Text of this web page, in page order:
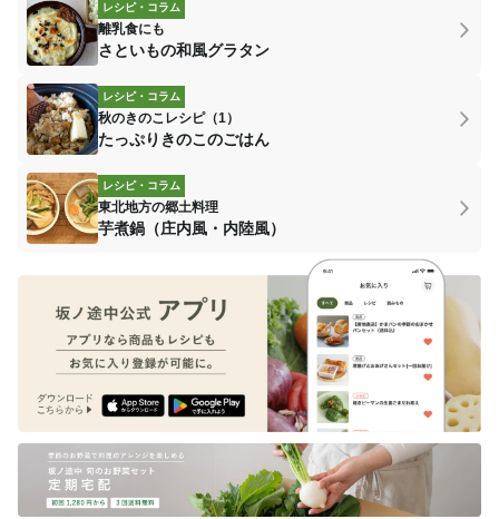
レシピ・コラム
離乳食にも
さといもの和風グラタン
レシピ・コラム
秋のきのこレシピ（1）
たっぷりきのこのごはん
レシピ・コラム
東北地方の郷土料理
芋煮鍋（庄内風・内陸風）